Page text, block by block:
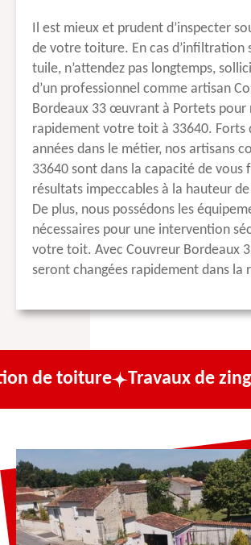
Il est mieux et prudent d’inspecter
de votre toiture. En cas d’infiltration
tuile, n’attendez pas longtemps,
d’un professionnel comme artisan
Bordeaux 33 œuvrant à Portets pour
rapidement votre toit à 33640. Forts
années dans le métier, nos artisans
33640 sont dans la capacité de vous
résultats impeccables à la hauteur
De plus, nous possédons les
nécessaires pour une intervention
votre toit. Avec Couvreur Bordeaux
seront changées rapidement dans la
Travaux de zinguerie